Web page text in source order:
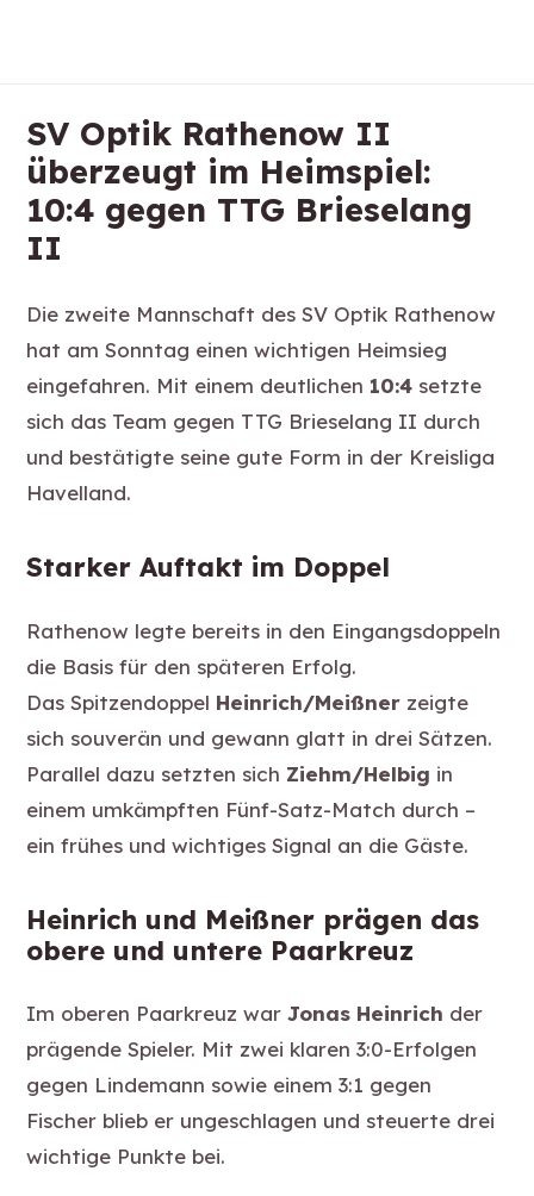
SV Optik Rathenow II
überzeugt im Heimspiel:
10:4 gegen TTG Brieselang
II
Die zweite Mannschaft des SV Optik Rathenow
hat am Sonntag einen wichtigen Heimsieg
eingefahren. Mit einem deutlichen 10:4 setzte
sich das Team gegen TTG Brieselang II durch
und bestätigte seine gute Form in der Kreisliga
Havelland.
Starker Auftakt im Doppel
Rathenow legte bereits in den Eingangsdoppeln
die Basis für den späteren Erfolg.
Das Spitzendoppel Heinrich/Meißner zeigte
sich souverän und gewann glatt in drei Sätzen.
Parallel dazu setzten sich Ziehm/Helbig in
einem umkämpften Fünf-Satz-Match durch –
ein frühes und wichtiges Signal an die Gäste.
Heinrich und Meißner prägen das
obere und untere Paarkreuz
Im oberen Paarkreuz warJonas Heinrich der
prägende Spieler. Mit zwei klaren 3:0-Erfolgen
gegen Lindemann sowie einem 3:1 gegen
Fischer blieb er ungeschlagen und steuerte drei
wichtige Punkte bei.